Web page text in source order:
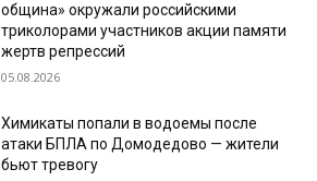
община» окружали российскими
триколорами участников акции памяти
жертв репрессий
05.08.2026
Химикаты попали в водоемы после
атаки БПЛА по Домодедово — жители
бьют тревогу